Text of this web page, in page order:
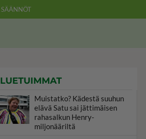
SÄÄNNÖT
LUETUIMMAT
Muistatko? Kädestä suuhun
elävä Satu sai jättimäisen
rahasalkun Henry-
miljonääriltä